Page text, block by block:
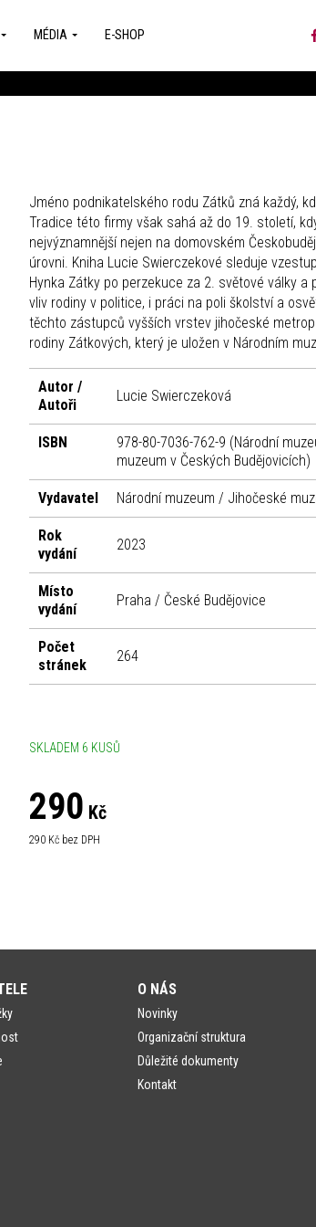
MÉDIA E-SHOP
Jméno podnikatelského rodu Zátků zná každý,
Tradice této firmy však sahá až do 19. století,
nejvýznamnější nejen na domovském
úrovni. Kniha Lucie Swierczekové sleduje
Hynka Zátky po perzekuce za 2. světové války
vliv rodiny v politice, i práci na poli školství a
těchto zástupců vyšších vrstev jihočeské
rodiny Zátkových, který je uložen v Národním
Autor /
Autoři
Lucie Swierczeková
ISBN
978-80-7036-762-9 (Národní
muzeum v Českých Budějovicích)
Vydavatel Národní muzeum / Jihočeské
Rok
vydání
2023
Místo
vydání
Praha / České Budějovice
Počet
stránek
264
SKLADEM 6 KUSŮ
290 Kč
290 Kč bez DPH
O NÁS
Novinky
Organizační struktura
Důležité dokumenty
Kontakt